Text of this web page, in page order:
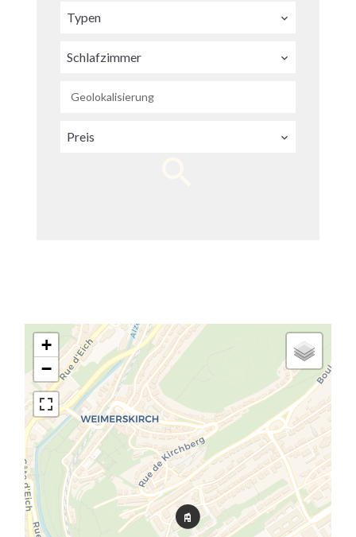
Typen
Schlafzimmer
Geolokalisierung
Preis
+
−